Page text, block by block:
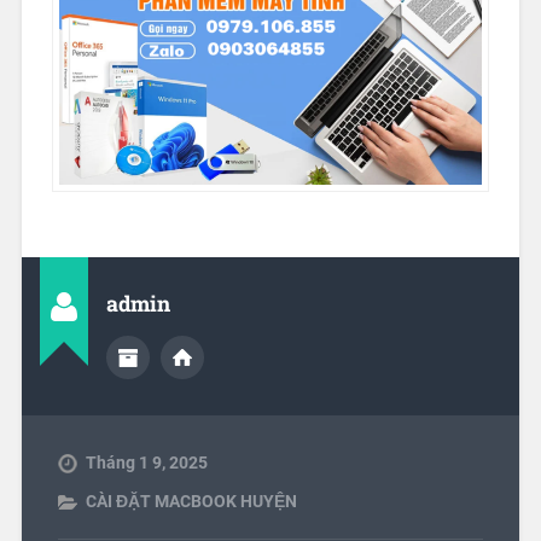
admin
Tháng 1 9, 2025
CÀI ĐẶT MACBOOK HUYỆN